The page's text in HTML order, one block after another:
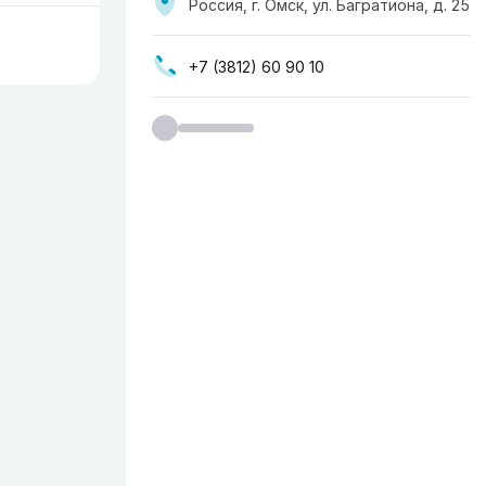
Россия, г. Омск, ул. Багратиона, д. 25
+7 (3812) 60 90 10